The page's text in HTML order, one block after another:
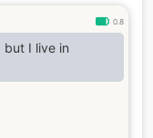
0.8
but I live in